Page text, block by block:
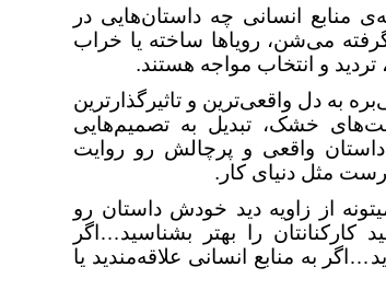
منابع انسانی چه داستان‌هایی در
می‌شن، رویاها ساخته یا خراب
و انتخاب مواجه‌ هستند.
به دل واقعی‌ترین و تاثیرگذارترین
خشک، تبدیل به تصمیم‌هایی
واقعی و پرچالش رو روایت
مثل دنیای کار.
از زاویه دید خودش داستان رو
را بهتر بشناسید…اگر
به منابع انسانی علاقه‌مندید یا